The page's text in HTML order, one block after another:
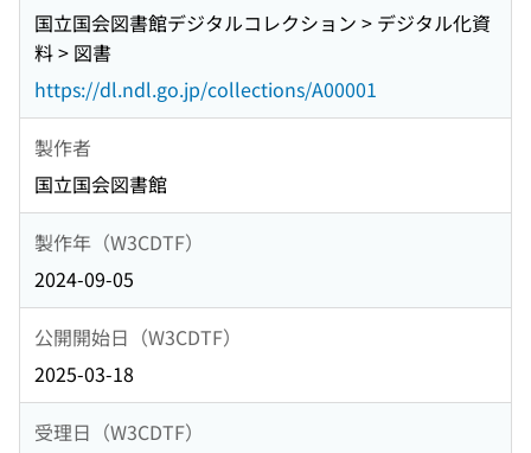
国立国会図書館デジタルコレクション > デジタル化資
料 > 図書
https://dl.ndl.go.jp/collections/A00001
製作者
国立国会図書館
製作年（W3CDTF）
2024-09-05
公開開始日（W3CDTF）
2025-03-18
受理日（W3CDTF）